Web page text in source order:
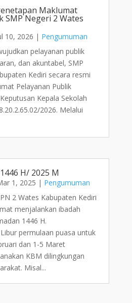
Maklumat
SMP Negeri 2 Wates
10, 2026 | Pengumuman
pelayanan publik
dan akuntabel, SMP
Kediri secara resmi
Pelayanan Publik
Kepala Sekolah
2026. Melalui
H/ 2025 M
1, 2025 | Pengumuman
2 Wates Kabupaten Kediri
menjalankan ibadah
1446 H.
permulaan puasa untuk
dan 1-5 Maret
KBM dilingkungan
Misal...